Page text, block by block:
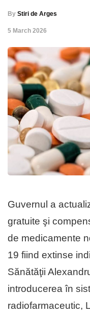
By Stiri de Arges
,5 March 2026
Guvernul a
gratuite şi
de medicamente
19 fiind extinse
Sănătăţii
introducerea în
radiofarmaceutic,